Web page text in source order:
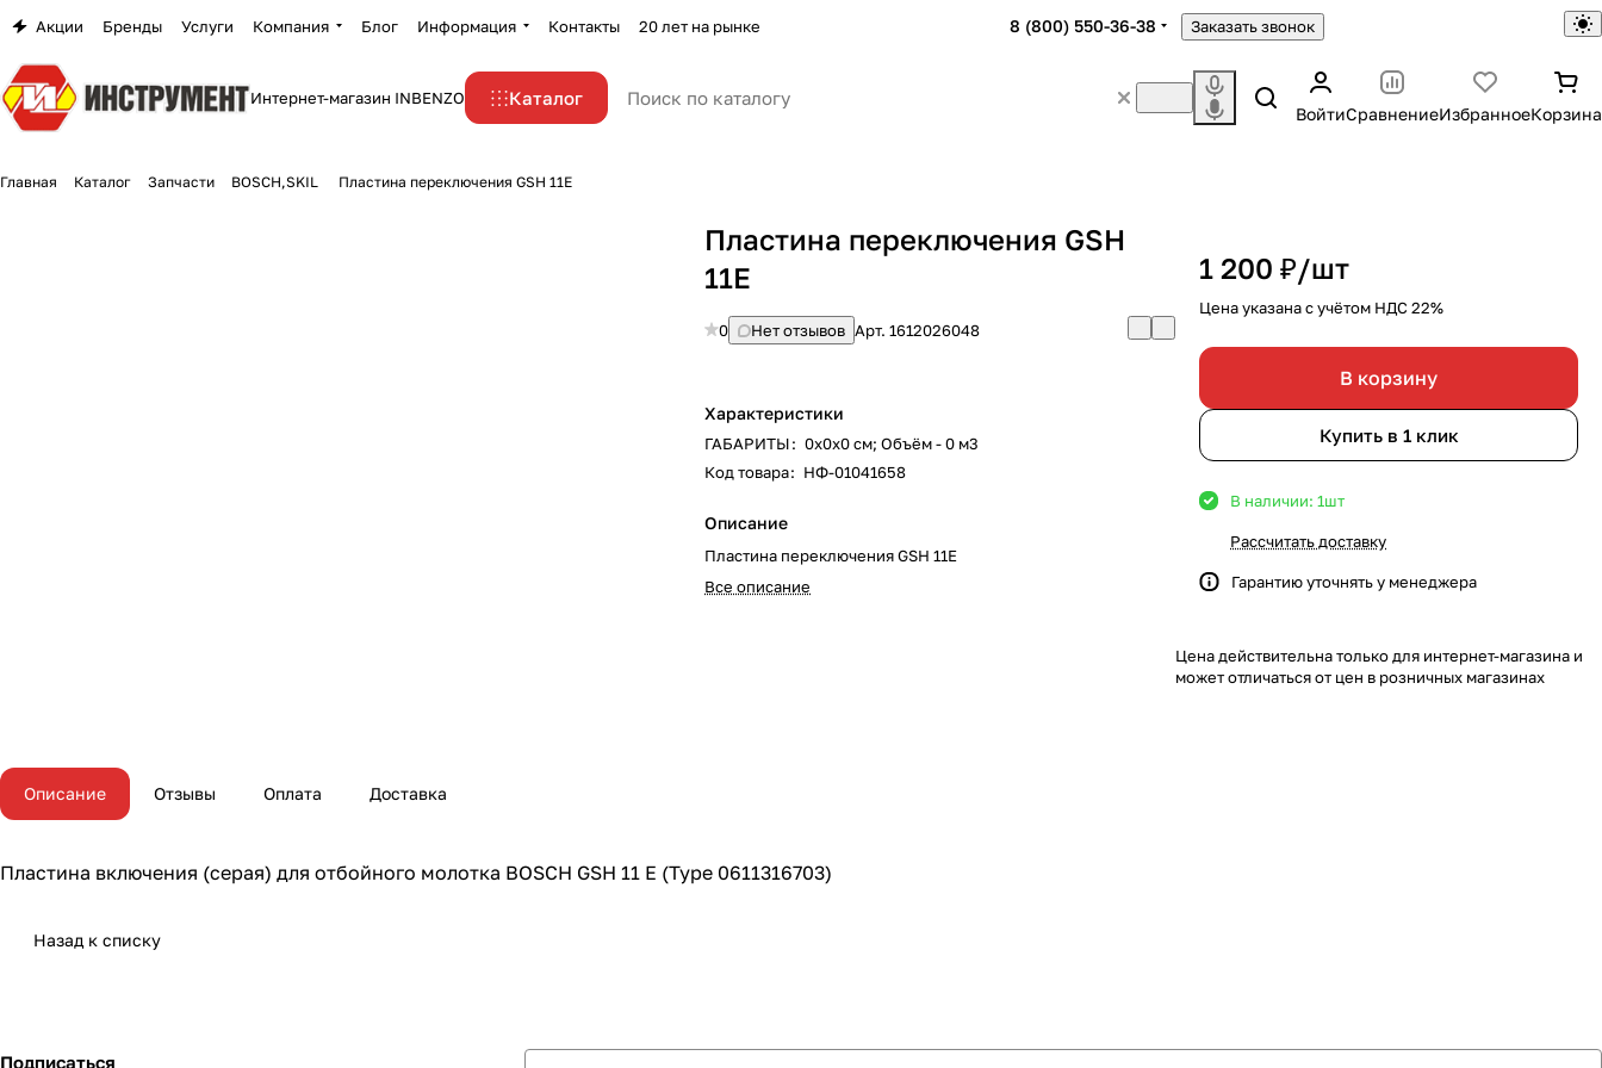
Акции Бренды Услуги Компания Блог Информация Контакты 20 лет на рынке 8 (800) 550-36-38 Заказать звонок
Интернет-магазин INBENZO Каталог
ВойтиСравнениеИзбранноеКорзина
Главная Каталог Запчасти BOSCH,SKIL Пластина переключения GSH 11E
Пластина переключения GSH
11E
0 Нет отзывов Арт.1612026048
Характеристики
ГАБАРИТЫ: 0х0х0 см; Объём - 0 м3
Код товара: НФ-01041658
Описание
Пластина переключения GSH 11E
Все описание
1 200 ₽/шт
Цена указана с учётом НДС 22%
В корзину
Купить в 1 клик
В наличии: 1шт
Рассчитать доставку
Гарантию уточнять у менеджера
Цена действительна только для интернет-магазина и
может отличаться от цен в розничных магазинах
Описание Отзывы Оплата Доставка
Пластина включения (серая) для отбойного молотка BOSCH GSH 11 E (Type 0611316703)
Назад к списку
Подписаться